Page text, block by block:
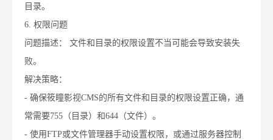
目录。
6. 权限问题
问题描述： 文件和目录的权限设置不当可能会导致安装失
败。
解决策略：
- 确保筱瞳影视CMS的所有文件和目录的权限设置正确，通
常需要755（目录）和644（文件）。
- 使用FTP或文件管理器手动设置权限，或通过服务器控制